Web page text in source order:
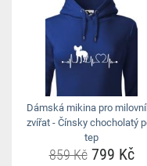
Dámská mikina pro
zvířat - Čínsky chocholatý
tep
859 Kč799 Kč